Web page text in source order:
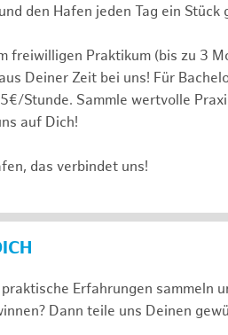
den Hafen jeden Tag ein Stück
freiwilligen Praktikum (bis zu 3
Deiner Zeit bei uns! Für
Stunde. Sammle wertvolle
auf Dich!
das verbindet uns!
Erfahrungen sammeln
Dann teile uns Deinen